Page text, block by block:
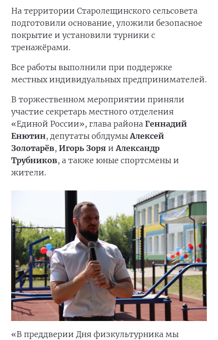
На территории Старолещинского сельсовета
подготовили основание, уложили безопасное
покрытие и установили турники с
тренажёрами.
Все работы выполнили при поддержке
местных индивидуальных предпринимателей.
В торжественном мероприятии приняли
участие секретарь местного отделения
«Единой России», глава района Геннадий
Енютин, депутаты облдумыАлексей
Золотарёв, Игорь Зоря иАлександр
Трубников, а также юные спортсмены и
жители.
«В преддверии Дня физкультурника мы